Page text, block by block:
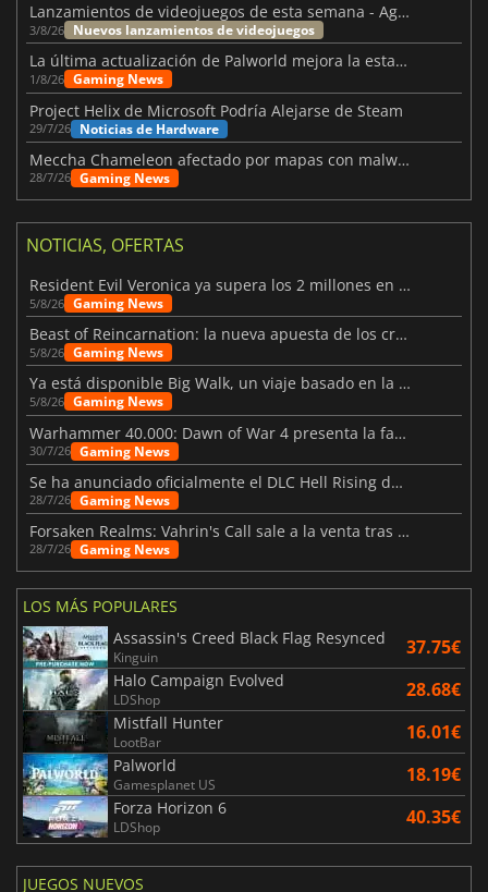
Lanzamientos de videojuegos de esta semana - Agosto de 2026 (semana 32)
3/8/26 Nuevos lanzamientos de videojuegos
La última actualización de Palworld mejora la estabilidad
1/8/26 Gaming News
Project Helix de Microsoft Podría Alejarse de Steam
29/7/26 Noticias de Hardware
Meccha Chameleon afectado por mapas con malware y Discord
28/7/26 Gaming News
NOTICIAS, OFERTAS
Resident Evil Veronica ya supera los 2 millones en listas de deseados
5/8/26 Gaming News
Beast of Reincarnation: la nueva apuesta de los creadores de Pokémon
5/8/26 Gaming News
Ya está disponible Big Walk, un viaje basado en la amistad
5/8/26 Gaming News
Warhammer 40.000: Dawn of War 4 presenta la facción de los Necrones
30/7/26 Gaming News
Se ha anunciado oficialmente el DLC Hell Rising de Nioh 3
28/7/26 Gaming News
Forsaken Realms: Vahrin's Call sale a la venta tras una década
28/7/26 Gaming News
LOS MÁS POPULARES
Assassin's Creed Black Flag Resynced
Kinguin 37.75€
Halo Campaign Evolved
LDShop 28.68€
Mistfall Hunter
LootBar 16.01€
Palworld
Gamesplanet US 18.19€
Forza Horizon 6
LDShop 40.35€
JUEGOS NUEVOS